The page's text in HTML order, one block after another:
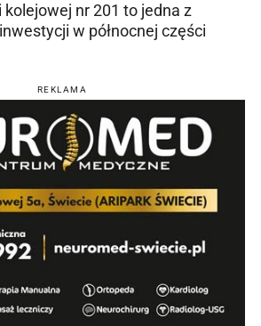
nr 201 to jedna z
w północnej części
REKLAMA